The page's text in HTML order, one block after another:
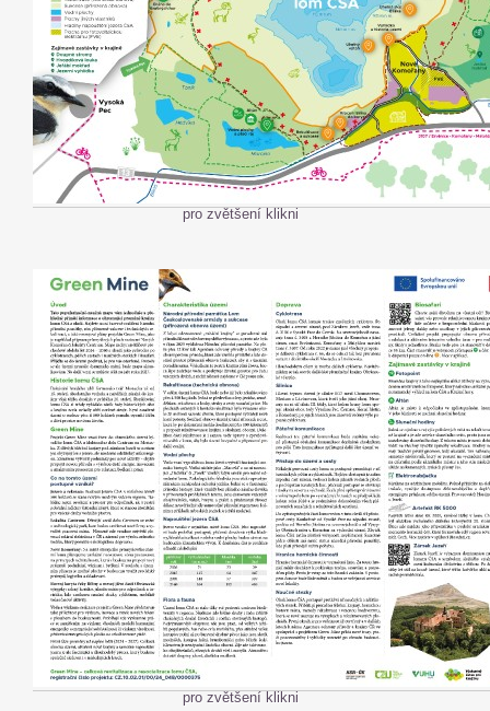
pro zvětšení klikni
pro zvětšení klikni